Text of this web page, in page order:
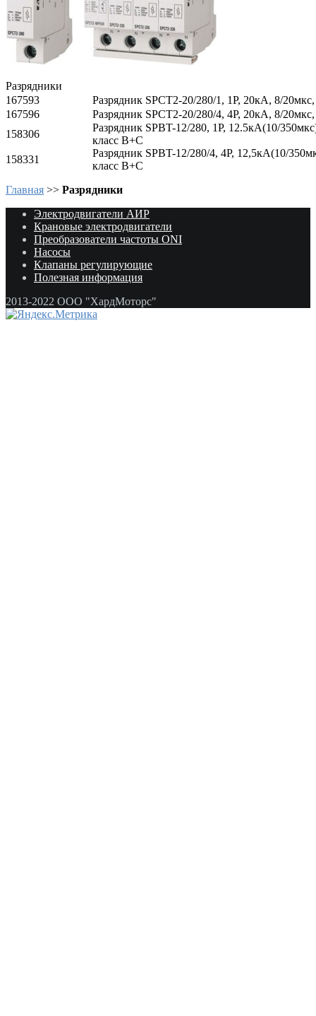
Разрядники
167593
Разрядник SPCT2-20/280/1, 1P, 20кА, 8/
167596
Разрядник SPCT2-20/280/4, 4P, 20кА, 8/
158306
Разрядник SPBT-12/280, 1P, 12.5кА(10/
класс В+С
158331
Разрядник SPBT-12/280/4, 4P, 12,5кА(10/
класс В+С
Главная >> Разрядники
Электродвигатели АИР
Крановые электродвигатели
Преобразователи частоты ONI
Насосы
Клапаны регулирующие
Полезная информация
2013-2022 ООО "ХардМоторс"